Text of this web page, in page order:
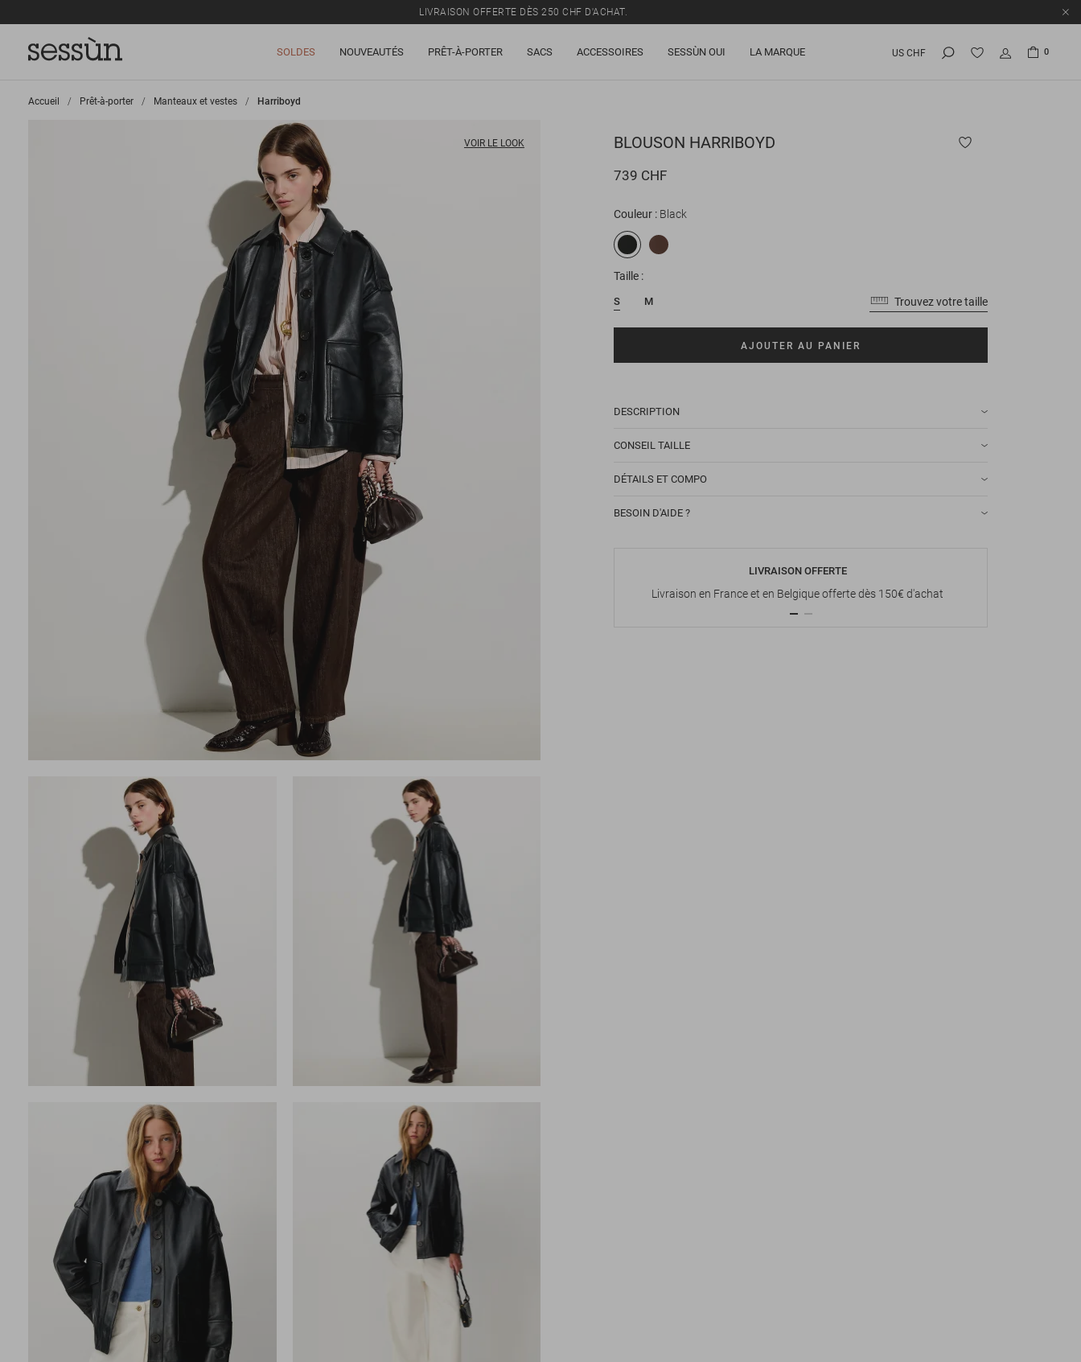
LIVRAISON OFFERTE DÈS 250 CHF D'ACHAT.
SOLDES NOUVEAUTÉS PRÊT-À-PORTER SACS ACCESSOIRES SESSÙN OUI LA MARQUE US CHF 0
Accueil >
Prêt-à-porter >
Manteaux et vestes >
Harriboyd
VOIR LE LOOK BLOUSON HARRIBOYD
739 CHF
Couleur Black
Taille
S M Trouvez votre taille
AJOUTER AU PANIER
DESCRIPTION
CONSEIL TAILLE
DÉTAILS ET COMPO
BESOIN D'AIDE ?
LIVRAISON OFFERTE
Livraison en France et en Belgique offerte dès 150€ d'achat